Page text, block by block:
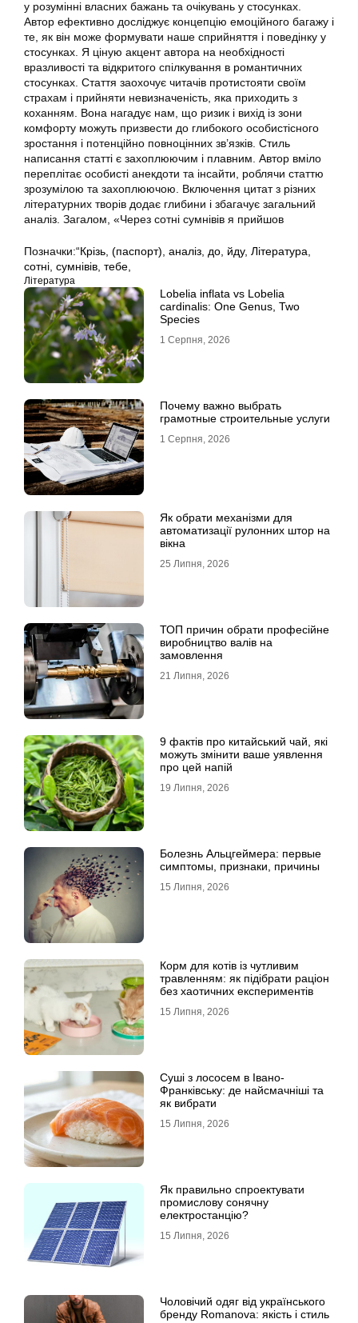
у розумінні власних бажань та очікувань у стосунках.
Автор ефективно досліджує концепцію емоційного багажу і
те, як він може формувати наше сприйняття і поведінку у
стосунках. Я ціную акцент автора на необхідності
вразливості та відкритого спілкування в романтичних
стосунках. Стаття заохочує читачів протистояти своїм
страхам і прийняти невизначеність, яка приходить з
коханням. Вона нагадує нам, що ризик і вихід із зони
комфорту можуть призвести до глибокого особистісного
зростання і потенційно повноцінних зв’язків. Стиль
написання статті є захоплюючим і плавним. Автор вміло
переплітає особисті анекдоти та інсайти, роблячи статтю
зрозумілою та захоплюючою. Включення цитат з різних
літературних творів додає глибини і збагачує загальний
аналіз. Загалом, «Через сотні сумнівів я прийшов
Позначки:“Крізь, (паспорт), аналіз, до, йду, Література,
сотні, сумнівів, тебе,
Література
Lobelia inflata vs Lobelia
cardinalis: One Genus, Two
Species
1 Серпня, 2026
Почему важно выбрать
грамотные строительные услуги
1 Серпня, 2026
Як обрати механізми для
автоматизації рулонних штор на
вікна
25 Липня, 2026
ТОП причин обрати професійне
виробництво валів на
замовлення
21 Липня, 2026
9 фактів про китайський чай, які
можуть змінити ваше уявлення
про цей напій
19 Липня, 2026
Болезнь Альцгеймера: первые
симптомы, признаки, причины
15 Липня, 2026
Корм для котів із чутливим
травленням: як підібрати раціон
без хаотичних експериментів
15 Липня, 2026
Суші з лососем в Івано-
Франківську: де найсмачніші та
як вибрати
15 Липня, 2026
Як правильно спроектувати
промислову сонячну
електростанцію?
15 Липня, 2026
Чоловічий одяг від українського
бренду Romanova: якість і стиль